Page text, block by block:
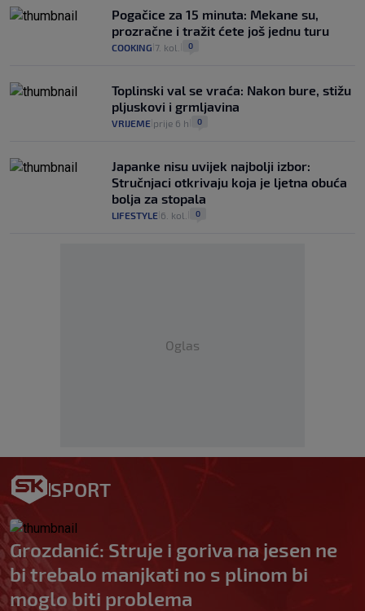
Pogačice za 15 minuta: Mekane su,
prozračne i tražit ćete još jednu turu
COOKING 7. kol. 0
Toplinski val se vraća: Nakon bure, stižu
pljuskovi i grmljavina
VRIJEME prije 6 h 0
Japanke nisu uvijek najbolji izbor:
Stručnjaci otkrivaju koja je ljetna obuća
bolja za stopala
LIFESTYLE 6. kol. 0
Oglas
SPORT
Grozdanić: Struje i goriva na jesen ne
bi trebalo manjkati no s plinom bi
moglo biti problema